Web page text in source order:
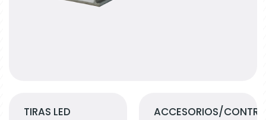
TIRAS LED ACCESORIOS/